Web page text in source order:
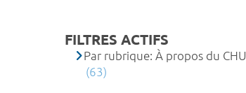
FILTRES ACTIFS
Par rubrique: À propos du CHU
(63)